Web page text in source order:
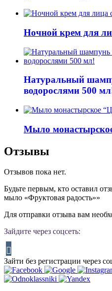
Ночной крем для
Натуральный
водорослями 500
Мыло
Отзывы
Отзывов пока нет.
Будьте первым, кто оставил
мыло «Фруктовая радость»»
Для отправки отзыва вам
Зайдите через соцсеть:
Зайти без регистрации через